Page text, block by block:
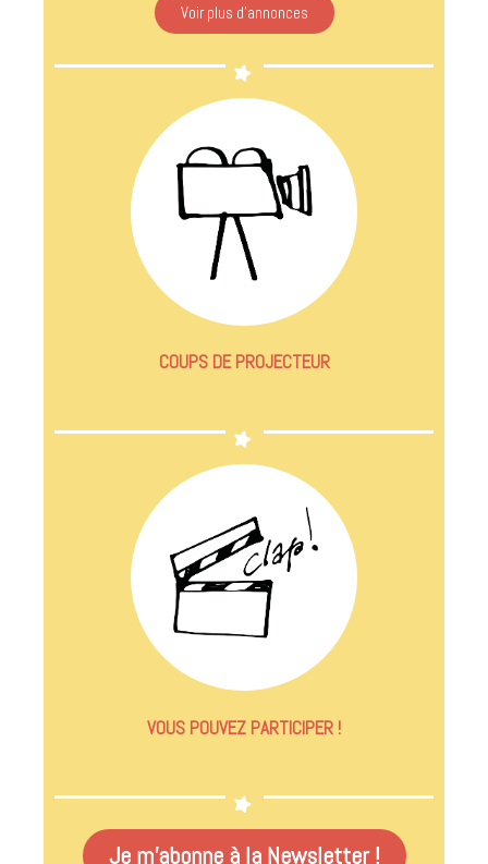
Voir plus d'annonces
COUPS DE PROJECTEUR
VOUS POUVEZ PARTICIPER !
Je m'abonne à la Newsletter !